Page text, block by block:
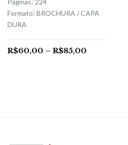
Páginas: 224
Formato: BROCHURA / CAPA
DURA
R$60,00 – R$85,00